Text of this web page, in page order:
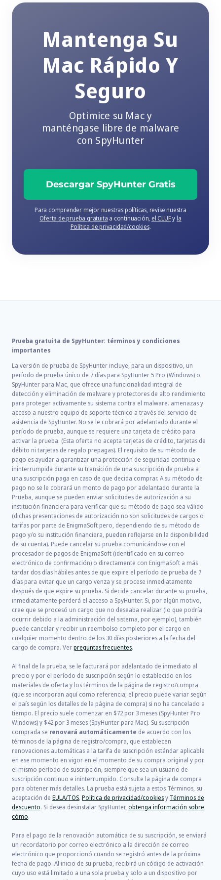
Mantenga Su
Mac Rápido Y
Seguro
Optimice su Mac y
manténgase libre de malware
con SpyHunter
Descargar SpyHunter Gratis
Para comprender mejor nuestras políticas, revise nuestra
Oferta de prueba gratuita a continuación, el CLUFy la
Política de privacidad/cookies.
Prueba gratuita de SpyHunter: términos y condiciones
importantes
La versión de prueba de SpyHunter incluye, para un dispositivo, un
período de prueba único de 7 días para SpyHunter 5 Pro (Windows) o
SpyHunter para Mac, que ofrece una funcionalidad integral de
detección y eliminación de malware y protectores de alto rendimiento
para proteger activamente su sistema contra el malware. amenazas y
acceso a nuestro equipo de soporte técnico a través del servicio de
asistencia de SpyHunter. No se le cobrará por adelantado durante el
período de prueba, aunque se requiere una tarjeta de crédito para
activar la prueba. (Esta oferta no acepta tarjetas de crédito, tarjetas de
débito ni tarjetas de regalo prepagas). El requisito de su método de
pago es ayudar a garantizar una protección de seguridad continua e
ininterrumpida durante su transición de una suscripción de prueba a
una suscripción paga en caso de que decida comprar. A su método de
pago no se le cobrará un monto de pago por adelantado durante la
Prueba, aunque se pueden enviar solicitudes de autorización a su
institución financiera para verificar que su método de pago sea válido
(dichas presentaciones de autorización no son solicitudes de cargos o
tarifas por parte de EnigmaSoft pero, dependiendo de su método de
pago y/o su institución financiera, pueden reflejarse en la disponibilidad
de su cuenta). Puede cancelar su prueba comunicándose con el
procesador de pagos de EnigmaSoft (identificado en su correo
electrónico de confirmación) o directamente con EnigmaSoft a más
tardar dos días hábiles antes de que expire el período de prueba de 7
días para evitar que un cargo venza y se procese inmediatamente
después de que expire su prueba. Si decide cancelar durante su prueba,
inmediatamente perderá el acceso a SpyHunter. Si, por algún motivo,
cree que se procesó un cargo que no deseaba realizar (lo que podría
ocurrir debido a la administración del sistema, por ejemplo), también
puede cancelar y recibir un reembolso completo por el cargo en
cualquier momento dentro de los 30 días posteriores a la fecha del
cargo de compra. Verpreguntas frecuentes.
Al final de la prueba, se le facturará por adelantado de inmediato al
precio y por el período de suscripción según lo establecido en los
materiales de oferta y los términos de la página de registro/compra
(que se incorporan aquí como referencia; el precio puede variar según
el país según los detalles de la página de compra) si no ha cancelado a
tiempo. El precio suele comenzar en $72 por 3 meses (SpyHunter Pro
Windows) y $42 por 3 meses (SpyHunter para Mac). Su suscripción
comprada se renovará automáticamente de acuerdo con los
términos de la página de registro/compra, que establecen
renovaciones automáticas a la tarifa de suscripción estándar aplicable
en ese momento en vigor en el momento de su compra original y por
el mismo período de suscripción, siempre que sea un usuario de
suscripción continuo e ininterrumpido. Consulte la página de compra
para obtener más detalles. La prueba está sujeta a estos Términos, su
aceptación de EULA/TOS, Política de privacidad/cookiesy Términos de
descuento. Si desea desinstalar SpyHunter, obtenga información sobre
cómo.
Para el pago de la renovación automática de su suscripción, se enviará
un recordatorio por correo electrónico a la dirección de correo
electrónico que proporcionó cuando se registró antes de la próxima
fecha de pago. Al inicio de su prueba, recibirá un código de activación
cuyo uso está limitado a una sola prueba y solo a un dispositivo por